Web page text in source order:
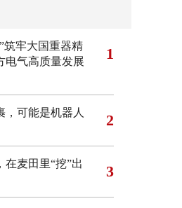
筑牢大国重器精
电气高质量发展
1
，可能是机器人
2
在麦田里“挖”出
3